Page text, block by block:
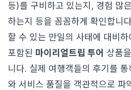
등)를 구비하고 있는지, 경험 많
하는지 등을 꼼꼼하게 확인합니
할 수 있는 만일의 사태에 대비하
포함된 마이리얼트립 투어 상품
니다. 실제 여행객들의 후기를
와 서비스 품질을 객관적으로 파